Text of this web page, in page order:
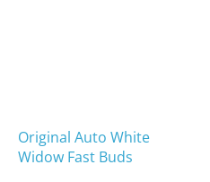
Original Auto White
Widow Fast Buds